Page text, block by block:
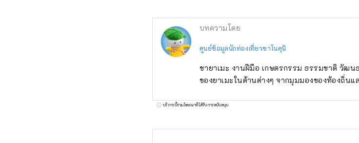
บทความโดย
ศูนย์ข้อมูลนักท่องเที่ยวชาโนคุนิ
ชายาเมะ งานฝีมือ เกษตรกรรม ธรรมชาติ วัฒน
ของยาเมะในด้านต่างๆ จากมุมมองของท้องถิ่น
บริการนี้รวมโฆษณาที่ได้รับการสนับสนุน